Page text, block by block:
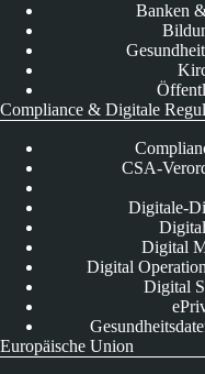
Banken
Compliance & Digitale
CSA-
Digitale-
Digital
Digital
Digital
Europäische Union